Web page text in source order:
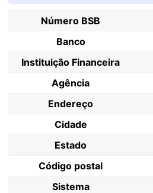
Número BSB
Banco
Instituição Financeira
Agência
Endereço
Cidade
Estado
Código postal
Sistema